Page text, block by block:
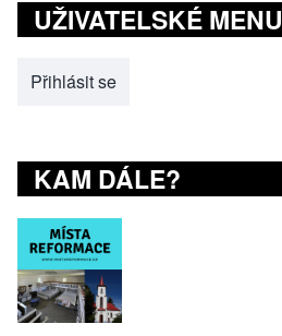
UŽIVATELSKÉ MENU
Přihlásit se
KAM DÁLE?